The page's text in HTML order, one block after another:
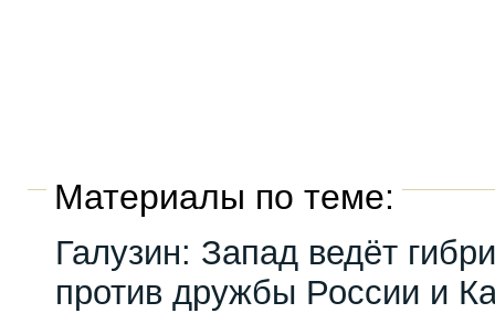
Материалы по теме:
Галузин: Запад ведёт
против дружбы России и